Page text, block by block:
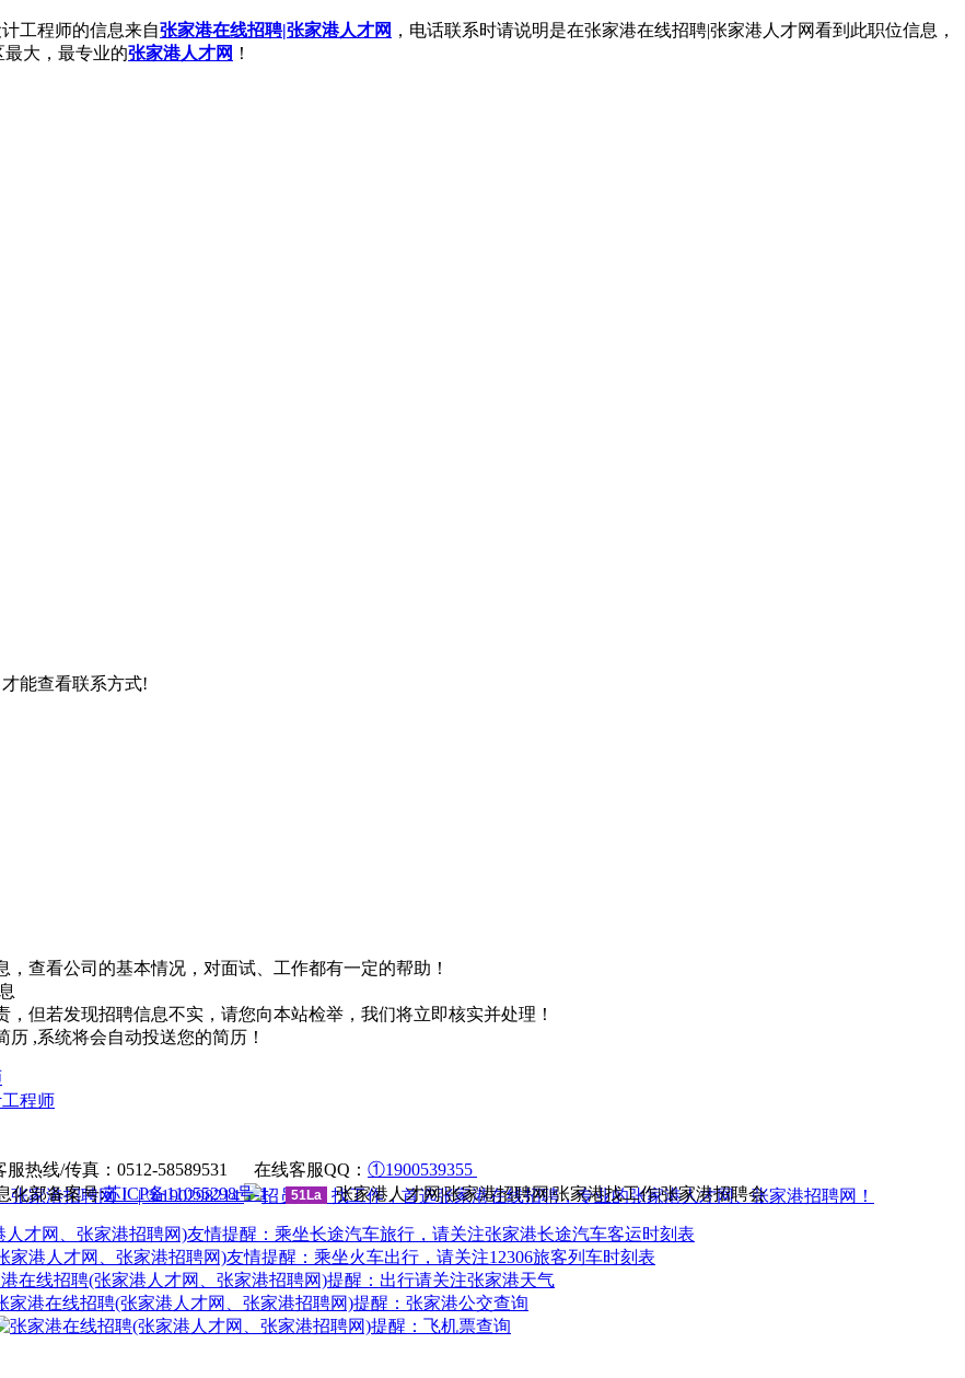
工程师的信息来自张家港在线招聘|张家港人才网 ，电话联系时请说明是在张家港在线招聘|张家港人才网看到此职位信息，
大，最专业的张家港人才网 ！
才能查看联系方式!
查看公司的基本情况，对面试、工作都有一定的帮助！
但若发现招聘信息不实，请您向本站检举，我们将立即核实并处理！
,系统将会自动投送您的简历！
程师
热线/传真：0512-58589531 在线客服QQ： ①1900539355
| ②190298214
化部备案号:苏ICP备11055298号-1 51La 张家港人才网|张家港招聘网|张家港找工作|张家港招聘会